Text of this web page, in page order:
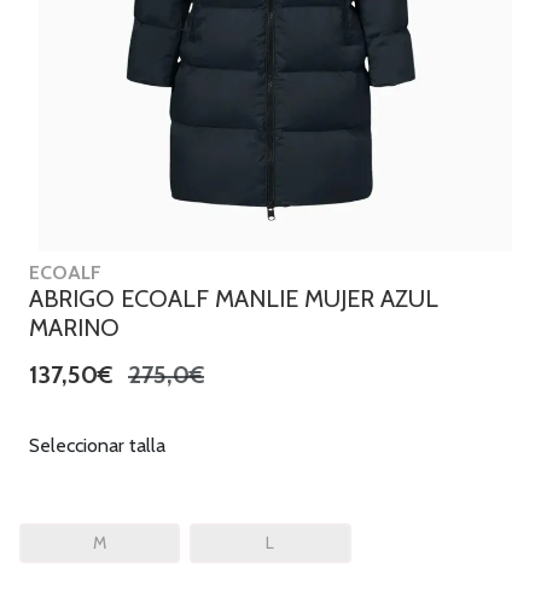
ECOALF
ABRIGO ECOALF MANLIE MUJER AZUL
MARINO
137,50€ 275,0€
Seleccionar talla
M L